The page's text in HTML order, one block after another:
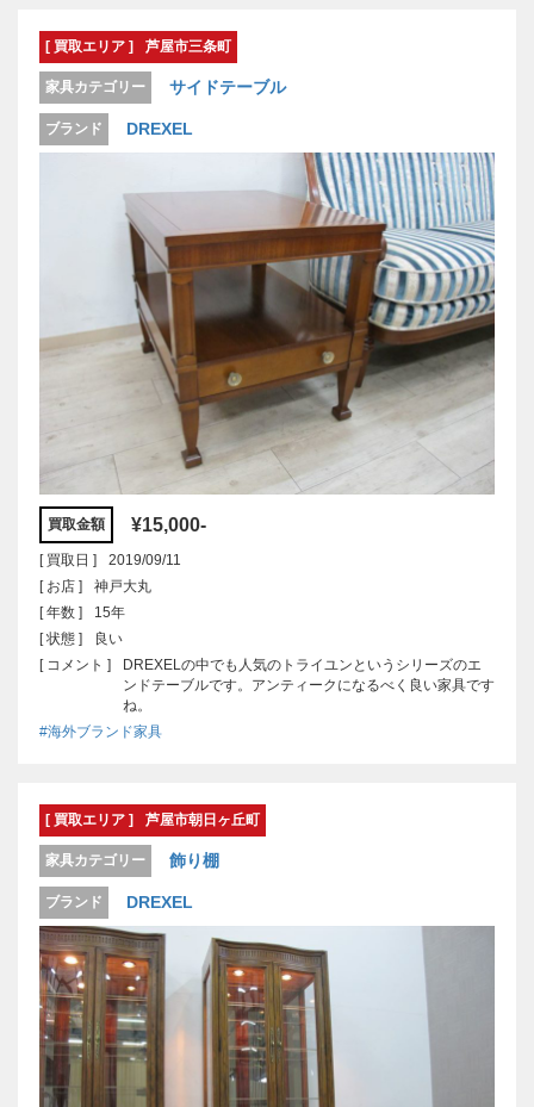
[ 買取エリア ] 芦屋市三条町
家具カテゴリー サイドテーブル
ブランド DREXEL
買取金額 ¥15,000-
[ 買取日 ]
2019/09/11
[ お店 ]
神戸大丸
[ 年数 ]
15年
[ 状態 ]
良い
[ コメント ]
DREXELの中でも人気のトライユンというシリーズのエ
ンドテーブルです。アンティークになるべく良い家具です
ね。
#海外ブランド家具
[ 買取エリア ] 芦屋市朝日ヶ丘町
家具カテゴリー 飾り棚
ブランド DREXEL